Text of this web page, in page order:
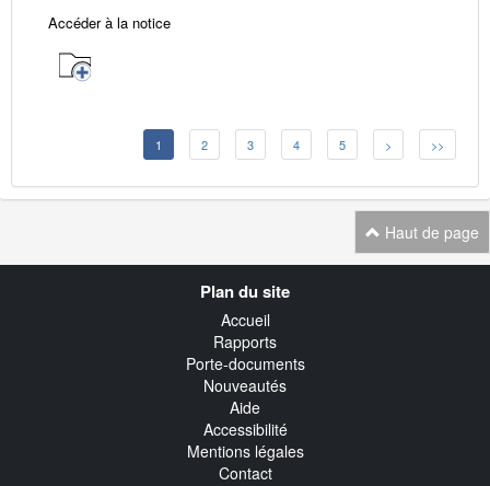
Accéder à la notice
1 2 3 4 5 > >>
Haut de page
Plan du site
Accueil
Rapports
Porte-documents
Nouveautés
Aide
Accessibilité
Mentions légales
Contact